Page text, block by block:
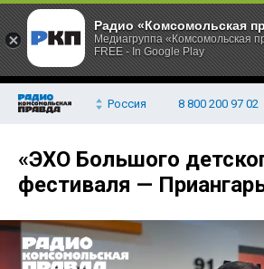
Россия 8 800 200 97 02
«ЭХО Большого
фестиваля —
Радио «Комсомольская
Медиагруппа «Комсомольская
FREE - In Google Play